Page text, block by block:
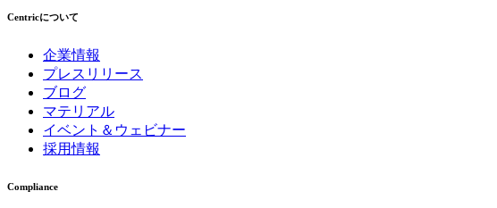
Centricについて
企業情報
プレスリリース
ブログ
マテリアル
イベント＆ウェビナー
採用情報
Compliance